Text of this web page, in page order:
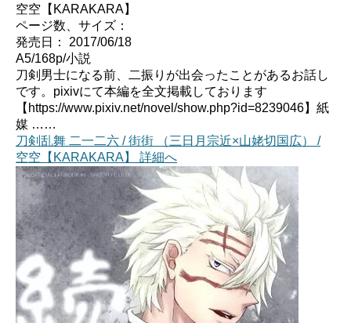
空空【KARAKARA】
ページ数、サイズ：
発売日： 2017/06/18
A5/168p/小説
刀剣男士になる前、二振りが出会ったことがあるお話し
です。pixivにて本編を全文掲載しております
【https://www.pixiv.net/novel/show.php?id=8239046】紙
媒 ……
刀剣乱舞 二一二六 / 街街 （三日月宗近×山姥切国広） /
空空【KARAKARA】 詳細へ